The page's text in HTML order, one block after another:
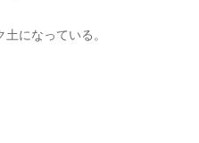
になっている。